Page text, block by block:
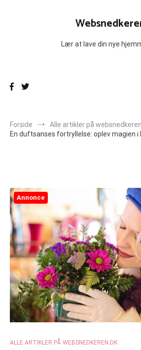
Lær at lave din nye
Forside
Alle artikler på
En duftsanses fortryllelse: oplev magien
Annonce
ALLE ARTIKLER PÅ WEBSNEDKEREN.DK